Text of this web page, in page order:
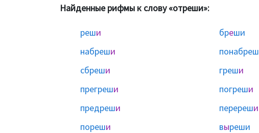
Найденные рифмы к слову «отреши»:
реши бреши
набреши понабреш
сбреши греши
прегреши погреши
предреши перереши
пореши выреши